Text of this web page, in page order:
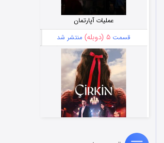
عملیات آپارتمان
قسمت ۵ (دوبله) منتشر شد